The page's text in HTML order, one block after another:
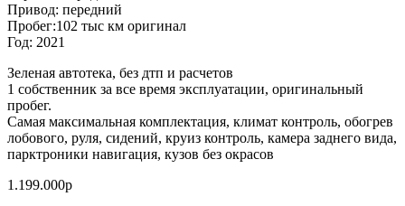
Привод: передний
Пробег:102 тыс км оригинал
Год: 2021
Зеленая автотека, без дтп и расчетов
1 собственник за все время эксплуатации, оригинальный
пробег.
Самая максимальная комплектация, климат контроль, обогрев
лобового, руля, сидений, круиз контроль, камера заднего вида,
парктроники навигация, кузов без окрасов
1.199.000р